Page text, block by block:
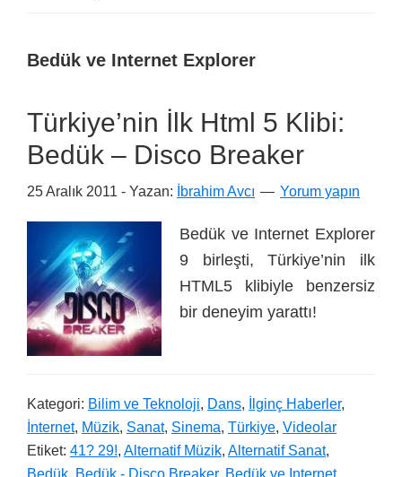
Bedük ve Internet Explorer
Türkiye’nin İlk Html 5 Klibi:
Bedük – Disco Breaker
25 Aralık 2011 - Yazan: İbrahim Avcı Yorum yapın
Bedük ve Internet Explorer
9 birleşti, Türkiye’nin ilk
HTML5 klibiyle benzersiz
bir deneyim yarattı!
Kategori: Bilim ve Teknoloji, Dans, İlginç Haberler,
İnternet, Müzik, Sanat, Sinema, Türkiye, Videolar
Etiket: 41? 29!, Alternatif Müzik, Alternatif Sanat,
Bedük, Bedük - Disco Breaker, Bedük ve Internet